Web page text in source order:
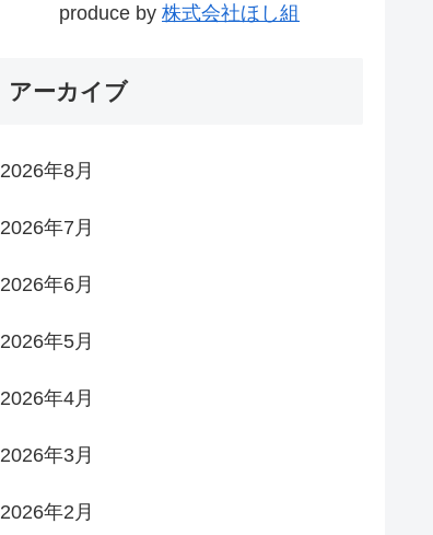
produce by 株式会社ほし組
アーカイブ
2026年8月
2026年7月
2026年6月
2026年5月
2026年4月
2026年3月
2026年2月